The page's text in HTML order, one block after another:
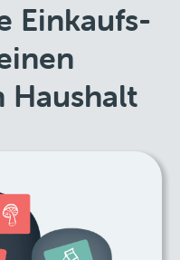
Einkaufs-
Haushalt